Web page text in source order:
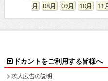
08
09 10 11
ドカントをご利用する皆様へ
求人広告の説明